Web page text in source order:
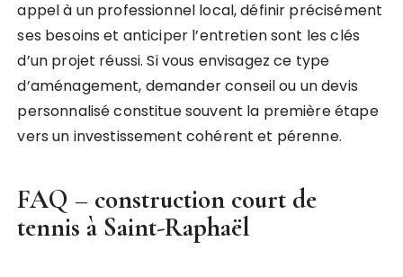
appel à un professionnel local, définir précisément
ses besoins et anticiper l’entretien sont les clés
d’un projet réussi. Si vous envisagez ce type
d’aménagement, demander conseil ou un devis
personnalisé constitue souvent la première étape
vers un investissement cohérent et pérenne.
FAQ – construction court de
tennis à Saint-Raphaël